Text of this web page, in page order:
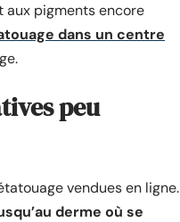
aux pigments encore
dans un centre
peu
vendues en ligne.
derme où se